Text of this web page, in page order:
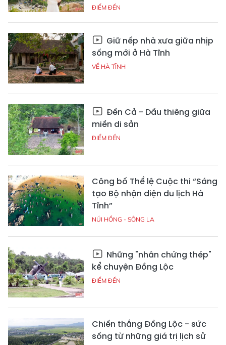
ĐIỂM ĐẾN
Giữ nếp nhà xưa giữa nhịp
sống mới ở Hà Tĩnh
VỀ HÀ TĨNH
Đền Cả - Dấu thiêng giữa
miền di sản
ĐIỂM ĐẾN
Công bố Thể lệ Cuộc thi “Sáng
tạo Bộ nhận diện du lịch Hà
Tĩnh”
NÚI HỒNG - SÔNG LA
Những "nhân chứng thép"
kể chuyện Đồng Lộc
ĐIỂM ĐẾN
Chiến thắng Đồng Lộc - sức
sống từ những giá trị lịch sử